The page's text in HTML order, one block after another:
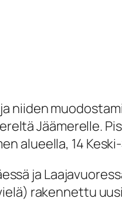
niiden
Jäämerelle.
alueella, 14
ja
rakennettu